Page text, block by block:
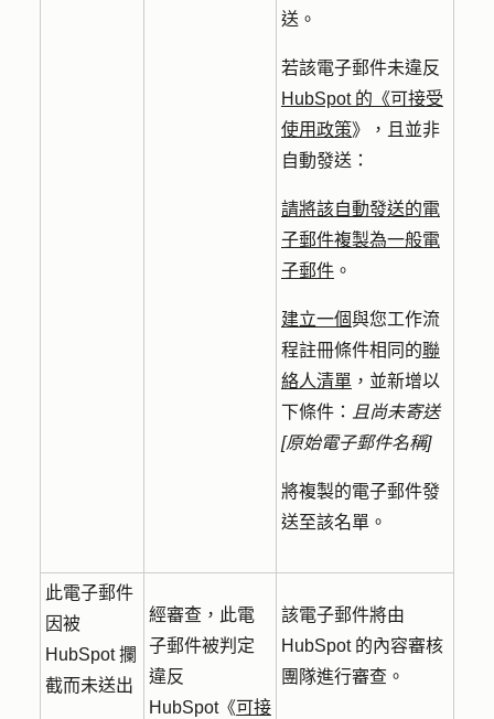
送。
若該電子郵件未違反
HubSpot 的《可接受
使用政策》，且並非
自動發送：
請將該自動發送的電
子郵件複製為一般電
子郵件 。
建立一個與您工作流
程註冊條件相同的聯
絡人清單 ，並新增以
下條件： 且尚未寄送
[原始電子郵件名稱]
將複製的電子郵件發
送至該名單。
此電子郵件
因被
HubSpot 攔
截而未送出
經審查，此電
子郵件被判定
違反
HubSpot《可接
該電子郵件將由
HubSpot 的內容審核
團隊進行審查。